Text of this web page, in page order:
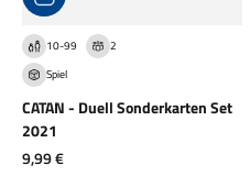
10-99
2
Spiel
CATAN - Duell Sonderkarten Set
2021
Angebot
9,99 €